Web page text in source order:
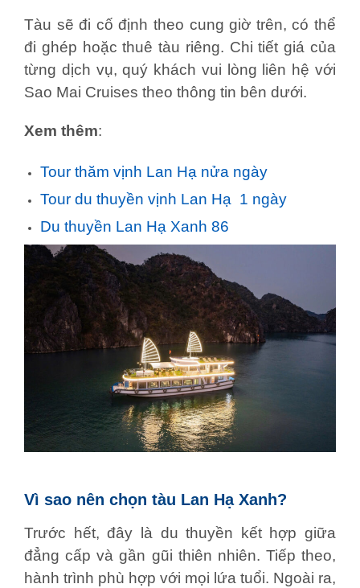
Tàu sẽ đi cố định theo cung giờ trên, có thể
đi ghép hoặc thuê tàu riêng. Chi tiết giá của
từng dịch vụ, quý khách vui lòng liên hệ với
Sao Mai Cruises theo thông tin bên dưới.
Xem thêm:
Tour thăm vịnh Lan Hạ nửa ngày
Tour du thuyền vịnh Lan Hạ 1 ngày
Du thuyền Lan Hạ Xanh 86
Vì sao nên chọn tàu Lan Hạ Xanh?
Trước hết, đây là du thuyền kết hợp giữa
đẳng cấp và gần gũi thiên nhiên. Tiếp theo,
hành trình phù hợp với mọi lứa tuổi. Ngoài ra,